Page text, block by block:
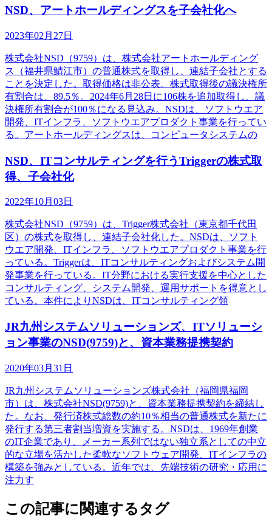
NSD、アートホールディングスを子会社化へ
2023年02月27日
株式会社NSD（9759）は、株式会社アートホールディング
ス（福井県鯖江市）の普通株式を取得し、連結子会社とする
ことを決定した。取得価格は非公表。株式取得後の議決権所
有割合は、89.5％。2024年6月28日に106株を追加取得し、議
決権所有割合が100％になる見込み。NSDは、ソフトウエア
開発、ITインフラ、ソフトウエアプロダクト事業を行ってい
る。アートホールディングスは、コンピュータシステムの
NSD、ITコンサルティングを行うTriggerの株式取
得、子会社化
2022年10月03日
株式会社NSD（9759）は、Trigger株式会社（東京都千代田
区）の株式を取得し、連結子会社化した。NSDは、ソフト
ウエア開発、ITインフラ、ソフトウエアプロダクト事業を行
っている。Triggerは、ITコンサルティングおよびシステム開
発事業を行っている。IT分野における実行支援を中心とした
コンサルティング、システム開発、運用サポートを得意とし
ている。本件によりNSDは、ITコンサルティング領
JR九州システムソリューションズ、ITソリューシ
ョン事業のNSD(9759)と、資本業務提携契約
2020年03月31日
JR九州システムソリューションズ株式会社（福岡県福岡
市）は、株式会社NSD(9759)と、資本業務提携契約を締結し
た。なお、発行済株式総数の約10％相当の普通株式を新たに
発行する第三者割当増資を実施する。NSDは、1969年創業
のIT企業であり、メーカー系列ではない独立系としての中立
的な立場を活かした柔軟なソフトウェア開発、ITインフラの
構築を強みとしている。近年では、先端技術の研究・応用に
注力す
この記事に関連するタグ